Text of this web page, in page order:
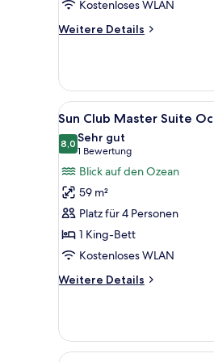
Kostenloses WLAN
Weitere Details
Weitere
Suite
Double
Beachfront
Alle
Fotos
für
Sun
Club
Master
Suite
Ocean
Front
King
8
Sun Club Master Suite
8,08,0 von 10
Sehr gut
1 Bewertung
(1
Bewertung)
Blick auf den Ozean
59 m²
Platz für 4 Personen
1 King-Bett
Kostenloses WLAN
Weitere Details
Weitere
Club
Master